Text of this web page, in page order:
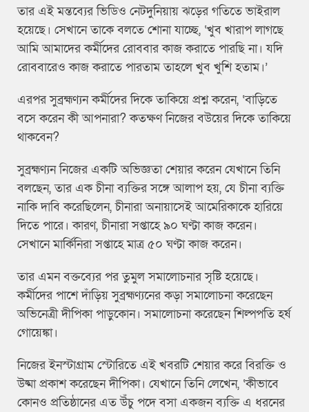
তার এই মন্তব্যের ভিডিও নেটদুনিয়ায় ঝড়ের গতিতে ভাইরাল
হয়েছে। সেখানে তাকে বলতে শোনা যাচ্ছে, ‘খুব খারাপ লাগছে
আমি আমাদের কর্মীদের রোববার কাজ করাতে পারছি না। যদি
রোববারেও কাজ করাতে পারতাম তাহলে খুব খুশি হতাম।’
এরপর সুব্রহ্মণ্যন কর্মীদের দিকে তাকিয়ে প্রশ্ন করেন, ‘বাড়িতে
বসে করেন কী আপনারা? কতক্ষণ নিজের বউয়ের দিকে তাকিয়ে
থাকবেন?
সুব্রহ্মণ্যন নিজের একটি অভিজ্ঞতা শেয়ার করেন যেখানে তিনি
বলছেন, তার এক চীনা ব্যক্তির সঙ্গে আলাপ হয়, যে চীনা ব্যক্তি
নাকি দাবি করেছিলেন, চীনারা অনায়াসেই আমেরিকাকে হারিয়ে
দিতে পারে। কারণ, চীনারা সপ্তাহে ৯০ ঘণ্টা কাজ করেন।
সেখানে মার্কিনিরা সপ্তাহে মাত্র ৫০ ঘণ্টা কাজ করেন।
তার এমন বক্তব্যের পর তুমুল সমালোচনার সৃষ্টি হয়েছে।
কর্মীদের পাশে দাঁড়িয় সুব্রহ্মণ্যনের কড়া সমালোচনা করেছেন
অভিনেত্রী দীপিকা পাড়ুকোন। সমালোচনা করেছেন শিল্পপতি হর্ষ
গোয়েঙ্কা।
নিজের ইনস্টাগ্রাম স্টোরিতে এই খবরটি শেয়ার করে বিরক্তি ও
উষ্মা প্রকাশ করেছেন দীপিকা। যেখানে তিনি লেখেন, ‘কীভাবে
কোনও প্রতিষ্ঠানের এত উঁচু পদে বসা একজন ব্যক্তি এ ধরনের